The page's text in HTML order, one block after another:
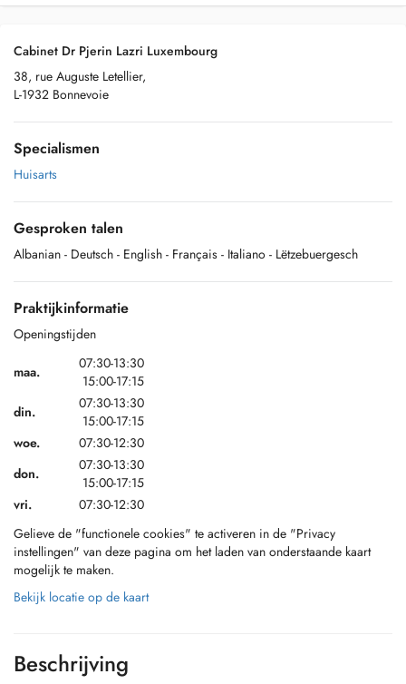
Cabinet Dr Pjerin Lazri Luxembourg
38, rue Auguste Letellier,
L-1932 Bonnevoie
Specialismen
Huisarts
Gesproken talen
Albanian - Deutsch - English - Français - Italiano - Lëtzebuergesch
Praktijkinformatie
Openingstijden
maa.
07:30-13:30
15:00-17:15
din.
07:30-13:30
15:00-17:15
woe.
07:30-12:30
don.
07:30-13:30
15:00-17:15
vri.
07:30-12:30
Gelieve de "functionele cookies" te activeren in de "Privacy
instellingen" van deze pagina om het laden van onderstaande kaart
mogelijk te maken.
Bekijk locatie op de kaart
Beschrijving